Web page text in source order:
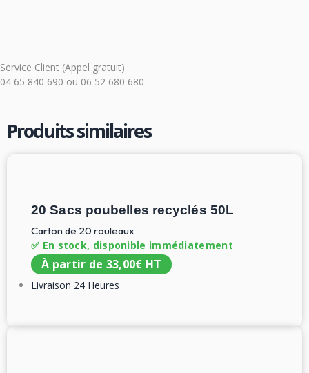
Service Client (Appel gratuit)
04 65 840 690 ou 06 52 680 680
Produits similaires
20 Sacs poubelles recyclés 50L
Carton de 20 rouleaux
✅ En stock, disponible immédiatement
À partir de 33,00€ HT
Livraison 24 Heures